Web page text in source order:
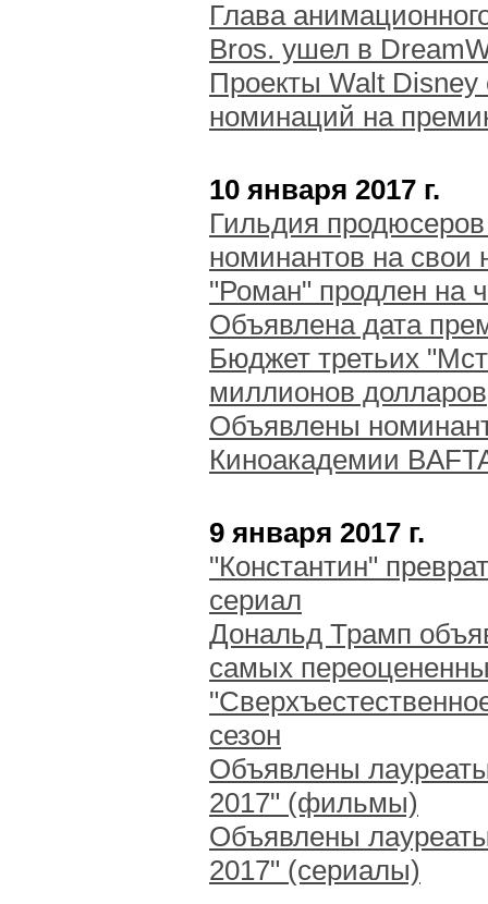
Глава
Bros. ушел в
Проекты Walt
номинаций на
10 января 2017 г.
Гильдия
номинантов на
"Роман" продлен на
Объявлена дата
Бюджет третьих
миллионов долларов
Объявлены
Киноакадемии
9 января 2017 г.
"Константин"
сериал
Дональд Трамп
самых
сезон
Объявлены
2017" (фильмы)
Объявлены
2017" (сериалы)